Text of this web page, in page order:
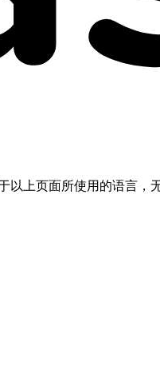
以上页面所使用的语言，